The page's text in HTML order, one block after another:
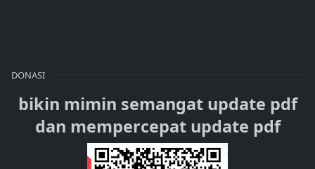
DONASI
bikin mimin semangat update pdf
dan mempercepat update pdf